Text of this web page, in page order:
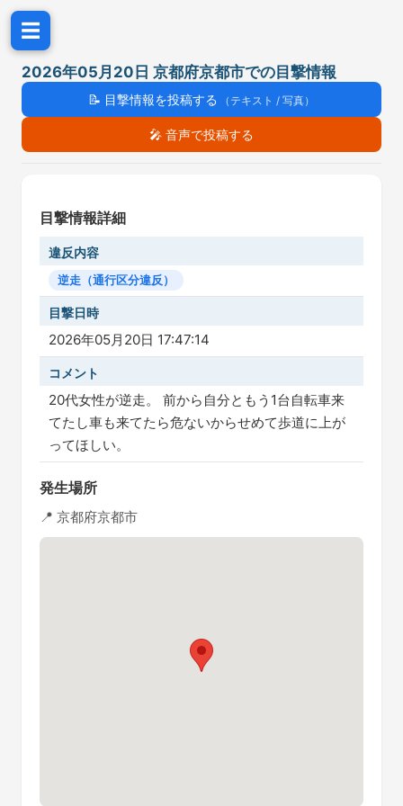
☰
2026年05月20日 京都府京都市での目撃情報
📝 目撃情報を投稿する （テキスト / 写真）
🎤 音声で投稿する
目撃情報詳細
違反内容
逆走（通行区分違反）
目撃日時
2026年05月20日 17:47:14
コメント
20代女性が逆走。 前から自分ともう1台自転車来
てたし車も来てたら危ないからせめて歩道に上が
ってほしい。
発生場所
📍 京都府京都市